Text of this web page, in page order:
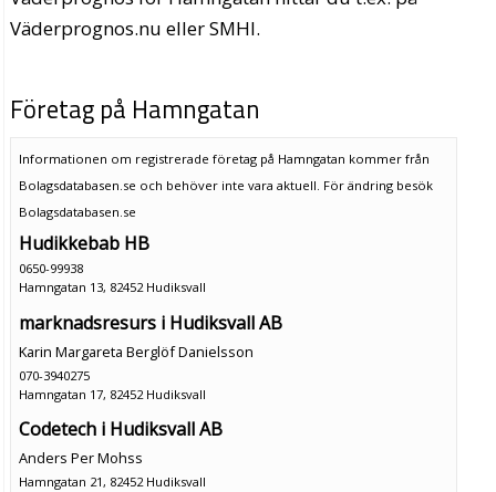
Väderprognos.nu eller SMHI.
Företag på Hamngatan
Informationen om registrerade företag på Hamngatan kommer från
Bolagsdatabasen.se och behöver inte vara aktuell. För ändring besök
Bolagsdatabasen.se
Hudikkebab HB
0650-99938
Hamngatan 13, 82452 Hudiksvall
marknadsresurs i Hudiksvall AB
Karin Margareta Berglöf Danielsson
070-3940275
Hamngatan 17, 82452 Hudiksvall
Codetech i Hudiksvall AB
Anders Per Mohss
Hamngatan 21, 82452 Hudiksvall